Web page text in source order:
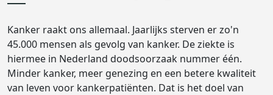
Kanker raakt ons allemaal. Jaarlijks sterven er zo'n
45.000 mensen als gevolg van kanker. De ziekte is
hiermee in Nederland doodsoorzaak nummer één.
Minder kanker, meer genezing en een betere kwaliteit
van leven voor kankerpatiënten. Dat is het doel van